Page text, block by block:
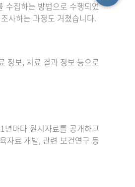
수집하는 방법으로 수행되었
사하는 과정도 거쳤습니다.
정보, 치료 결과 정보 등으로
년마다 원시자료를 공개하고
자료 개발, 관련 보건연구 등
원시자료